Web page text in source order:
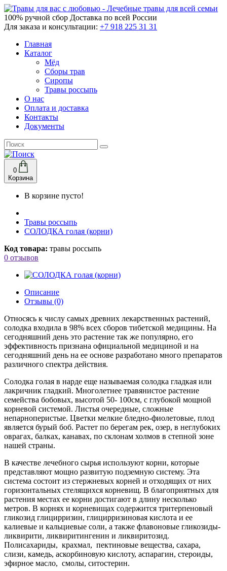
100% ручной сбор Доставка по всей России
Для заказа и консультации: +7 918 225 31 31
Главная
Каталог
Мёд
Сборы трав
Сиропы
Травы россыпь
О нас
Оплата и доставка
Контакты
Документы
0
Корзина
В корзине пусто!
Травы россыпь
СОЛОДКА голая (корни)
Код товара: травы россыпь
0 отзывов
Описание
Отзывы (0)
Относясь к числу самых древних лекарственных растений,
солодка входила в 98% всех сборов тибетской медицины. На
сегодняшний день это растение так же популярно, его
эффективность признана официальной медициной и на
сегодняшний день на ее основе разработано много препаратов
различного спектра действия.
Солодка голая в нарде еще называемая солодка гладкая или
лакричник гладкий. Многолетнее травянистое растение
семейства бобовых, высотой 50- 100см, с глубокой мощной
корневой системой. Листья очередные, сложные
непарноперистые. Цветки мелкие бледно-фиолетовые, плод
является бурый боб. Растет по берегам рек, озер, в неглубоких
оврагах, балках, канавах, по склонам холмов в степной зоне
нашей страны.
В качестве лечебного сырья используют корни, которые
представляют мощно развитую подземную систему. Эта
система состоит из стержневых корней и отходящих от них
горизонтальных стелящихся корневищ. В благоприятных для
растения местах ее корни достигают в длину несколько
метров. В корнях и корневищах содержится тритерпеновый
гликозид глицирризин, глицирризиновая кислота и ее
калиевые и кальциевые соли, а также флавоновые гликозиды-
ликвирити, ликвиритингенин и ликвиритозид.
Полисахариды, крахмал, пектиновые вещества, сахара,
слизи, камедь, аскорбиновую кислоту, аспарагин, стероиды,
эфирное масло, смолы, ситостерин.